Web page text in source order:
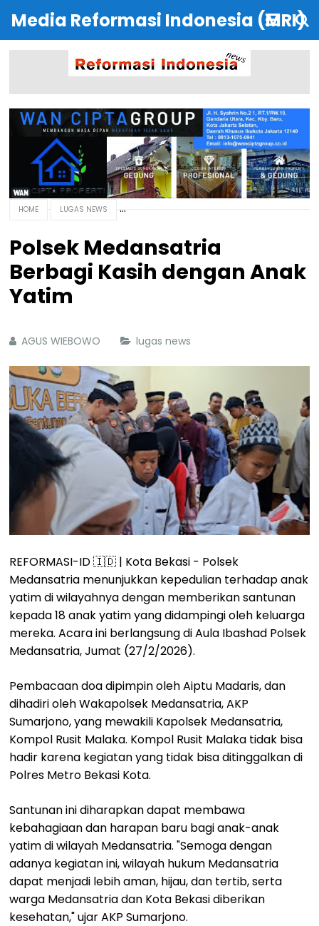
Media Reformasi Indonesia (MRI)
HOME LUGAS NEWS
Polsek Medansatria
Berbagi Kasih dengan Anak
Yatim
AGUS WIEBOWO lugas news
REFORMASI-ID 🇮🇩 | Kota Bekasi - Polsek
Medansatria menunjukkan kepedulian terhadap anak
yatim di wilayahnya dengan memberikan santunan
kepada 18 anak yatim yang didampingi oleh keluarga
mereka. Acara ini berlangsung di Aula Ibashad Polsek
Medansatria, Jumat (27/2/2026).
Pembacaan doa dipimpin oleh Aiptu Madaris, dan
dihadiri oleh Wakapolsek Medansatria, AKP
Sumarjono, yang mewakili Kapolsek Medansatria,
Kompol Rusit Malaka. Kompol Rusit Malaka tidak bisa
hadir karena kegiatan yang tidak bisa ditinggalkan di
Polres Metro Bekasi Kota.
Santunan ini diharapkan dapat membawa
kebahagiaan dan harapan baru bagi anak-anak
yatim di wilayah Medansatria. "Semoga dengan
adanya kegiatan ini, wilayah hukum Medansatria
dapat menjadi lebih aman, hijau, dan tertib, serta
warga Medansatria dan Kota Bekasi diberikan
kesehatan," ujar AKP Sumarjono.